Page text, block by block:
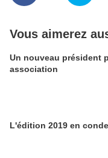
Vous aimerez
Un nouveau président
association
L'édition 2019 en